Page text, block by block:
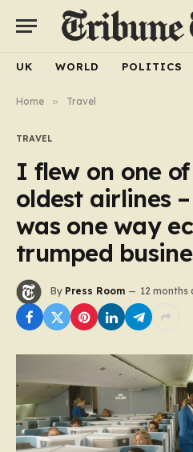
UK WORLD POLITICS
Home » Travel
TRAVEL
I flew on one of
oldest airlines
was one way
trumped
By Press Room 12 months